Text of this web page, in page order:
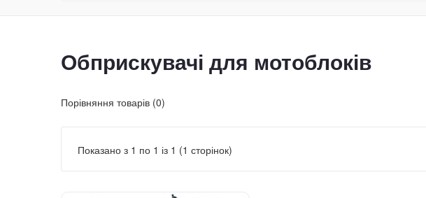
Обприскувачі для мотоблоків
Порівняння товарів (0)
Показано з 1 по 1 із 1 (1 сторінок)